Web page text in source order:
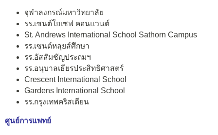
จุฬาลงกรณ์มหาวิทยาลัย
รร.เซนต์โยเซฟ คอนแวนต์
St. Andrews International School Sathorn Campus
รร.เซนต์หลุยส์ศึกษา
รร.อัสสัมชัญประถมฯ
รร.อนุบาลเธียรประสิทธิศาสตร์
Crescent International School
Gardens International School
รร.กรุงเทพคริสเตียน
ศูนย์การแพทย์